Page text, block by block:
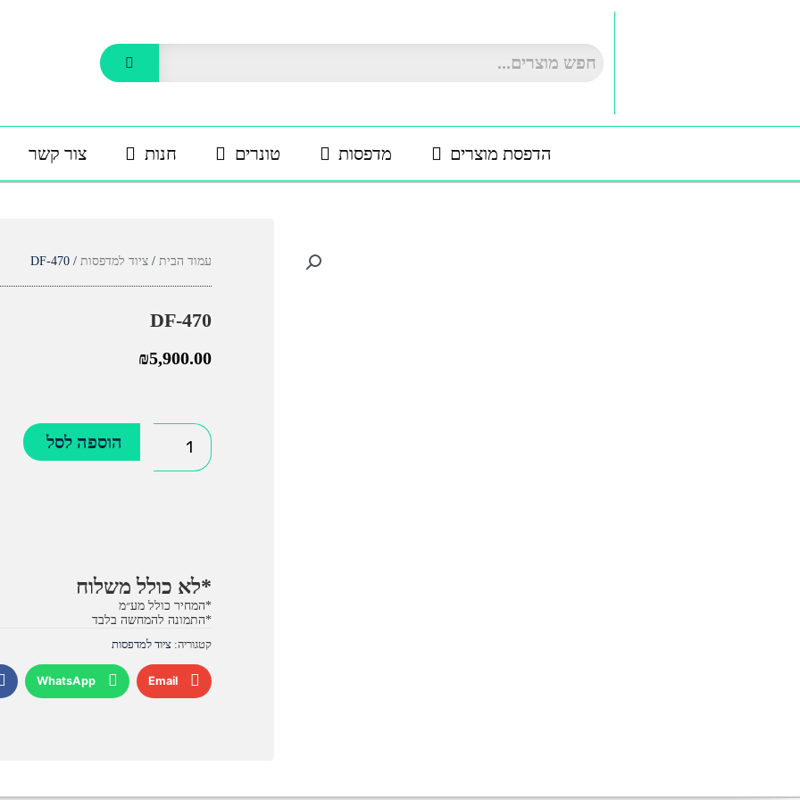
הדפסת מוצרים מדפסות טונרים חנות צור קשר
עמוד הבית/ ציוד למדפסות/ DF-470
DF-470
₪5,900.00
כמות
של
הוספה לסל
*לא כולל משלוח
*המחיר כולל מע״מ
*התמונה להמחשה בלבד
קטגוריה: ציוד למדפסות
Email
WhatsApp